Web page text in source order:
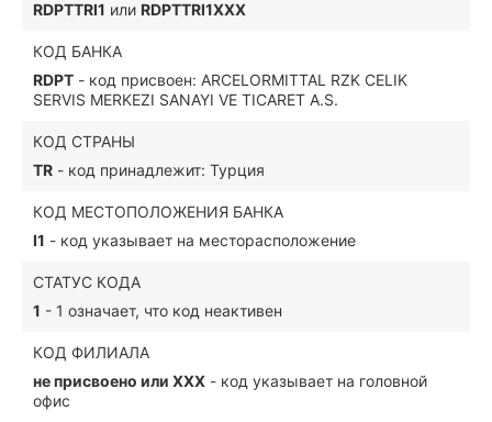
RDPTTRI1 или RDPTTRI1XXX
КОД БАНКА
RDPT - код присвоен: ARCELORMITTAL RZK CELIK
SERVIS MERKEZI SANAYI VE TICARET A.S.
КОД СТРАНЫ
TR - код принадлежит: Турция
КОД МЕСТОПОЛОЖЕНИЯ БАНКА
I1 - код указывает на месторасположение
СТАТУС КОДА
1 - 1 означает, что код неактивен
КОД ФИЛИАЛА
не присвоено или XXX - код указывает на головной
офис